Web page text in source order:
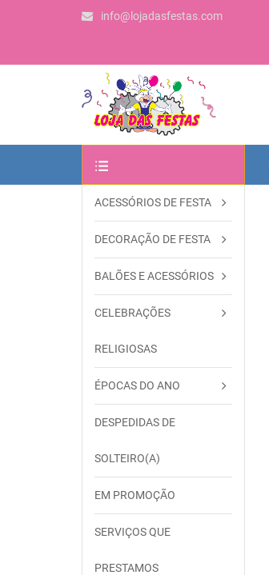
info@lojadasfestas.com
OUTRAS CATEGORIAS
ACESSÓRIOS DE FESTA
DECORAÇÃO DE FESTA
BALÕES E ACESSÓRIOS
CELEBRAÇÕES
RELIGIOSAS
ÉPOCAS DO ANO
DESPEDIDAS DE
SOLTEIRO(A)
EM PROMOÇÃO
SERVIÇOS QUE
PRESTAMOS